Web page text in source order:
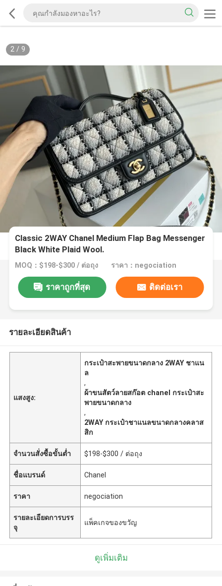
2/ 9
Classic 2WAY Chanel Medium Flap Bag Messenger
Black White Plaid Wool.
MOQ：$198-$300 / ต่อถุง ราคา：negociation
ราคาถูกที่สุด ติดต่อเรา
รายละเอียดสินค้า
แสงสูง:
กระเป๋าสะพายขนาดกลาง 2WAY ชาแน
ล
,
ผ้าขนสัตว์ลายสก๊อต chanel กระเป๋าสะ
พายขนาดกลาง
,
2WAY กระเป๋าชาแนลขนาดกลางคลาส
สิก
จำนวนสั่งซื้อขั้นต่ำ $198-$300 / ต่อถุง
ชื่อแบรนด์ Chanel
ราคา negociation
รายละเอียดการบรร
จุ
แพ็คเกจของขวัญ
ดูเพิ่มเติม